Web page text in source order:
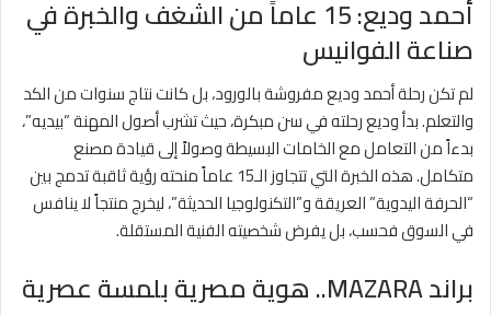
أحمد وديع: 15 عاماً من الشغف والخبرة في
صناعة الفوانيس
لم تكن رحلة أحمد وديع مفروشة بالورود، بل كانت نتاج سنوات من الكد
والتعلم. بدأ وديع رحلته في سن مبكرة، حيث تشرب أصول المهنة “بيديه”،
بدءاً من التعامل مع الخامات البسيطة وصولاً إلى قيادة مصنع
متكامل. هذه الخبرة التي تتجاوز الـ15 عاماً منحته رؤية ثاقبة تدمج بين
“الحرفة اليدوية” العريقة و”التكنولوجيا الحديثة”، ليخرج منتجاً لا ينافس
في السوق فحسب، بل يفرض شخصيته الفنية المستقلة.
براند MAZARA.. هوية مصرية بلمسة عصرية